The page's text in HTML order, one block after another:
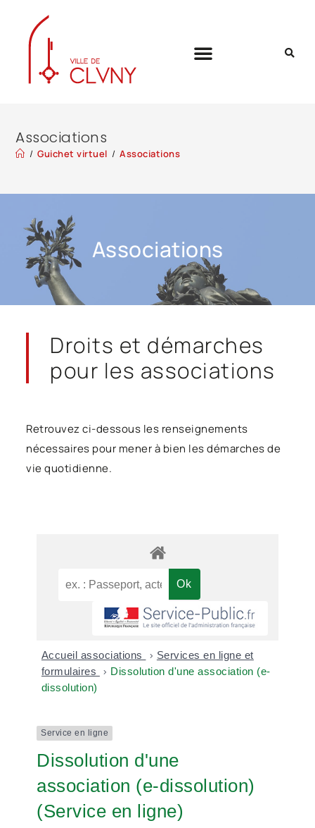
Associations
/ Guichet virtuel / Associations
Associations
Droits et démarches
pour les associations
Retrouvez ci-dessous les renseignements
nécessaires pour mener à bien les démarches de
vie quotidienne.
Accueil associations > Services en ligne et
formulaires
> Dissolution d'une association (e-
dissolution)
Service en ligne
Dissolution d'une
association (e-dissolution)
(Service en ligne)